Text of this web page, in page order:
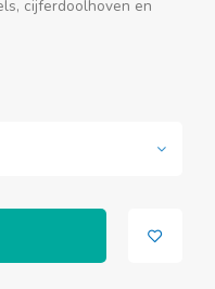
cijferdoolhoven en